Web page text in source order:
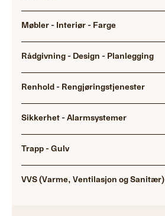
Møbler - Interiør - Farge
Rådgivning - Design - Planlegging
Renhold - Rengjøringstjenester
Sikkerhet - Alarmsystemer
Trapp - Gulv
VVS (Varme, Ventilasjon og Sanitær)